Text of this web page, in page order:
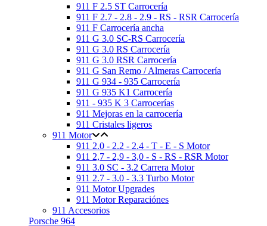
911 F 2.5 ST Carrocería
911 F 2.7 - 2.8 - 2.9 - RS - RSR Carrocería
911 F Carrocería ancha
911 G 3.0 SC-RS Carrocería
911 G 3.0 RS Carrocería
911 G 3.0 RSR Carrocería
911 G San Remo / Almeras Carrocería
911 G 934 - 935 Carrocería
911 G 935 K1 Carrocería
911 - 935 K 3 Carrocerías
911 Mejoras en la carrocería
911 Cristales ligeros
911 Motor
911 2.0 - 2.2 - 2.4 - T - E - S Motor
911 2,7 - 2,9 - 3,0 - S - RS - RSR Motor
911 3.0 SC - 3.2 Carrera Motor
911 2.7 - 3.0 - 3.3 Turbo Motor
911 Motor Upgrades
911 Motor Reparaciónes
911 Accesorios
Porsche 964